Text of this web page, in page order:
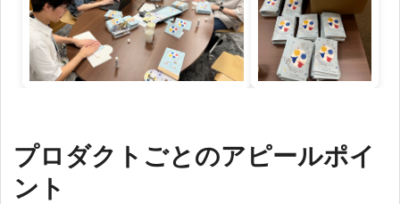
プロダクトごとのアピールポイ
ント